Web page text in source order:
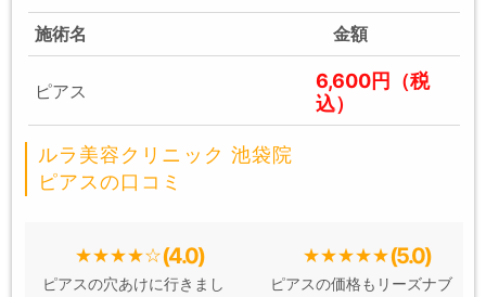
施術名 金額
ピアス
6,600円（税
込）
ルラ美容クリニック 池袋院
ピアスの口コミ
(4.0)
ピアスの穴あけに行きまし
(5.0)
ピアスの価格もリーズナブ